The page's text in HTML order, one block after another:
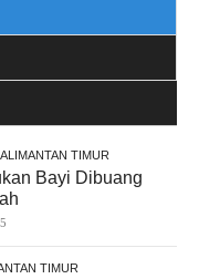
TIMUR
Bayi Dibuang
TIMUR